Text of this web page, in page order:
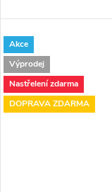
Akce
Výprodej
Nastřelení zdarma
DOPRAVA ZDARMA